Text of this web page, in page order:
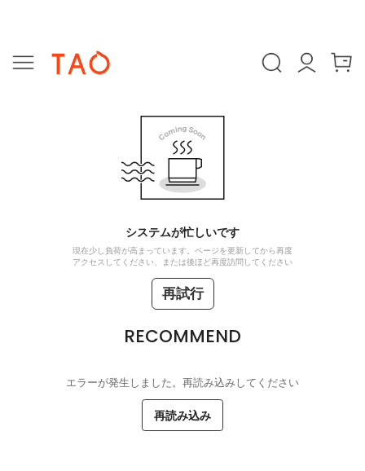
システムが忙しいです
現在少し負荷が高まっています。ページを更新してから再度
アクセスしてください、または後ほど再度訪問してください
再試行
RECOMMEND
エラーが発生しました。再読み込みしてください
再読み込み